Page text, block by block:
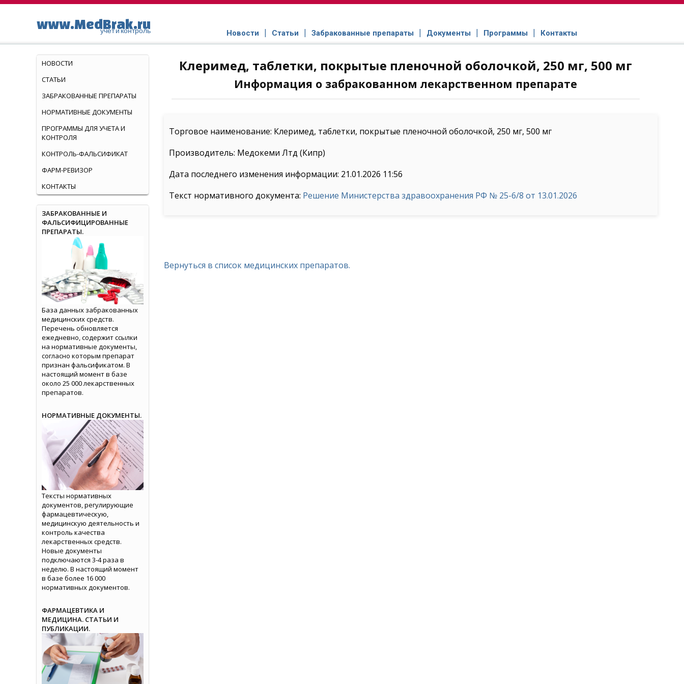
www.MedBrak.ru
учет и контроль Новости Статьи Забракованные препараты Документы Программы Контакты
Клеримед, таблетки, покрытые пленочной оболочкой, 250 мг, 500 мг
Информация о забракованном лекарственном препарате
Торговое наименование: Клеримед, таблетки, покрытые пленочной оболочкой, 250 мг, 500 мг
Производитель: Медокеми Лтд (Кипр)
Дата последнего изменения информации: 21.01.2026 11:56
Текст нормативного документа: Решение Министерства здравоохранения РФ № 25-6/8 от 13.01.2026
Вернуться в список медицинских препаратов.
НОВОСТИ
СТАТЬИ
ЗАБРАКОВАННЫЕ ПРЕПАРАТЫ
НОРМАТИВНЫЕ ДОКУМЕНТЫ
ПРОГРАММЫ ДЛЯ УЧЕТА И
КОНТРОЛЯ
КОНТРОЛЬ-ФАЛЬСИФИКАТ
ФАРМ-РЕВИЗОР
КОНТАКТЫ
ЗАБРАКОВАННЫЕ И
ФАЛЬСИФИЦИРОВАННЫЕ
ПРЕПАРАТЫ.
База данных забракованных
медицинских средств.
Перечень обновляется
ежедневно, содержит ссылки
на нормативные документы,
согласно которым препарат
признан фальсификатом. В
настоящий момент в базе
около 25 000 лекарственных
препаратов.
НОРМАТИВНЫЕ ДОКУМЕНТЫ.
Тексты нормативных
документов, регулирующие
фармацевтическую,
медицинскую деятельность и
контроль качества
лекарственных средств.
Новые документы
подключаются 3-4 раза в
неделю. В настоящий момент
в базе более 16 000
нормативных документов.
ФАРМАЦЕВТИКА И
МЕДИЦИНА. СТАТЬИ И
ПУБЛИКАЦИИ.